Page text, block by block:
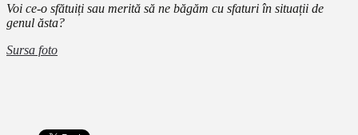
Voi ce-o sfătuiți sau merită să ne băgăm cu sfaturi în situații de
genul ăsta?
Sursa foto